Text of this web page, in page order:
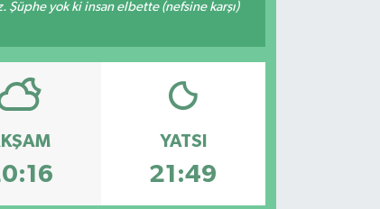
yok ki insan elbette (nefsine karşı)
YATSI
21:49